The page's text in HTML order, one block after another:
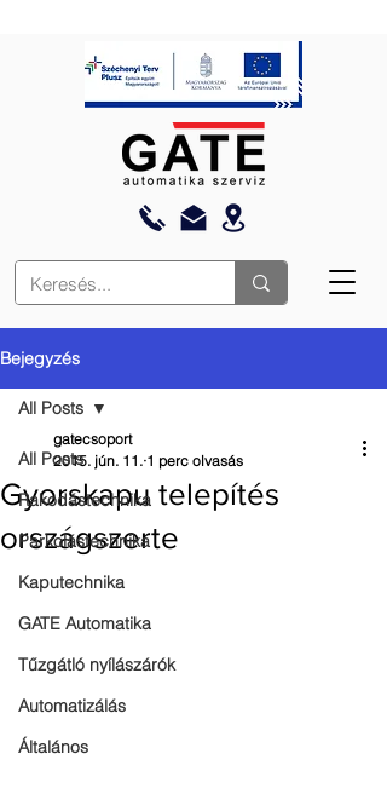
Bejegyzés
All Posts
Rakodástechnika
Parkolástechnika
Kaputechnika
GATE Automatika
Tűzgátló nyílászárók
Automatizálás
Általános
All Posts
Gyorskapu telepítés
országszerte
gatecsoport
2015. jún. 11. 1 perc olvasás